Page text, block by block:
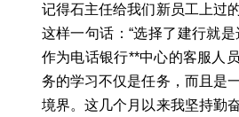
记得石主任给我们新员工上过
这样一句话：“选择了建行就是
作为电话银行**中心的客服人
务的学习不仅是任务，而且是
境界。这几个月以来我坚持勤